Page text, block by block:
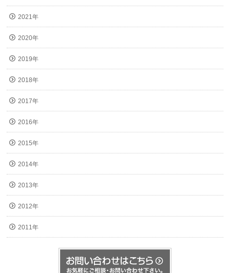
2021年
2020年
2019年
2018年
2017年
2016年
2015年
2014年
2013年
2012年
2011年